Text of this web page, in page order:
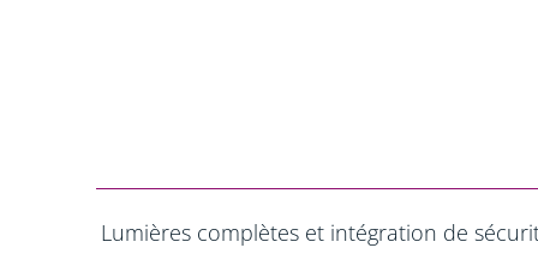
Lumières complètes et intégration de